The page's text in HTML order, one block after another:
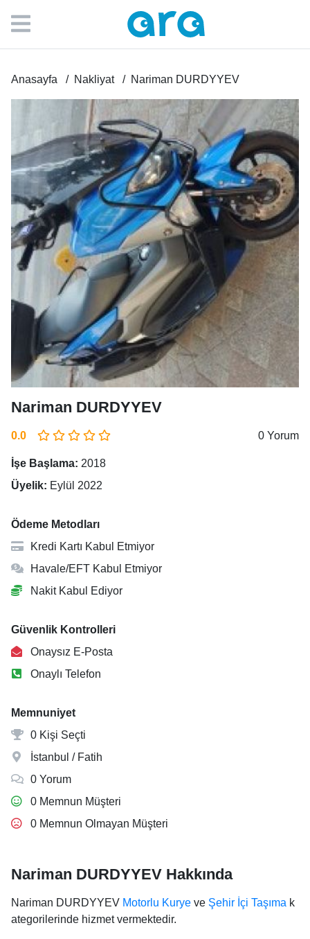
Anasayfa Nakliyat Nariman DURDYYEV
Nariman DURDYYEV
0.0 0 Yorum
İşe Başlama: 2018
Üyelik: Eylül 2022
Ödeme Metodları
Kredi Kartı Kabul Etmiyor
Havale/EFT Kabul Etmiyor
Nakit Kabul Ediyor
Güvenlik Kontrolleri
Onaysız E-Posta
Onaylı Telefon
Memnuniyet
0 Kişi Seçti
İstanbul / Fatih
0 Yorum
0 Memnun Müşteri
0 Memnun Olmayan Müşteri
Nariman DURDYYEV Hakkında
Nariman DURDYYEV Motorlu Kurye ve Şehir İçi Taşıma k
ategorilerinde hizmet vermektedir.